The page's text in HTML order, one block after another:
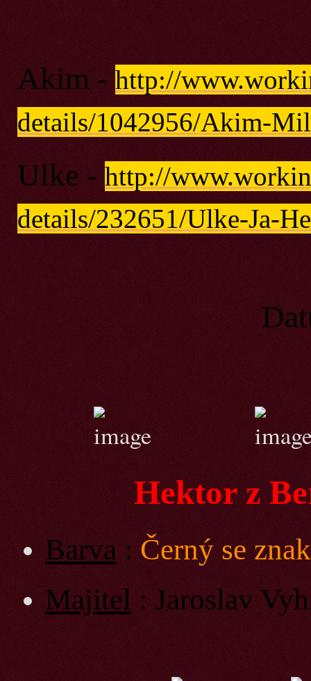
Akim - http://
details/1042956/Akim-
Ulke - http://
details/232651/Ulke-Ja-He
Datum
Hektor z
Barva : Černý se
Majitel : Jaroslav